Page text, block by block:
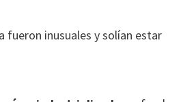
fueron inusuales y solían estar